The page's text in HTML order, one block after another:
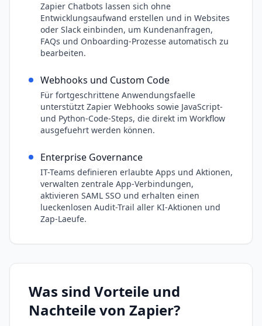
Zapier Chatbots lassen sich ohne
Entwicklungsaufwand erstellen und in Websites
oder Slack einbinden, um Kundenanfragen,
FAQs und Onboarding-Prozesse automatisch zu
bearbeiten.
Webhooks und Custom Code
Für fortgeschrittene Anwendungsfaelle
unterstützt Zapier Webhooks sowie JavaScript-
und Python-Code-Steps, die direkt im Workflow
ausgefuehrt werden können.
Enterprise Governance
IT-Teams definieren erlaubte Apps und Aktionen,
verwalten zentrale App-Verbindungen,
aktivieren SAML SSO und erhalten einen
lueckenlosen Audit-Trail aller KI-Aktionen und
Zap-Laeufe.
Was sind Vorteile und
Nachteile von Zapier?